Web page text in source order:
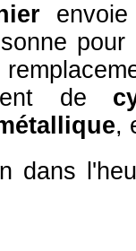
de
,
dans